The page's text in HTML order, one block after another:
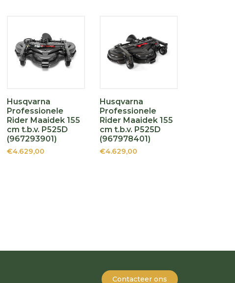
Husqvarna
Professionele
Rider Maaidek 155
cm t.b.v. P525D
(967293901)
€4.629,00
Husqvarna
Professionele
Rider Maaidek 155
cm t.b.v. P525D
(967978401)
€4.629,00
Contacteer ons